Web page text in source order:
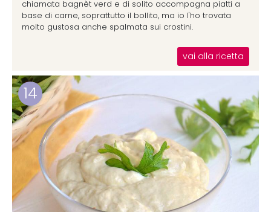
chiamata bagnèt verd e di solito accompagna piatti a
base di carne, soprattutto il bollito, ma io l'ho trovata
molto gustosa anche spalmata sui crostini.
vai alla ricetta
14